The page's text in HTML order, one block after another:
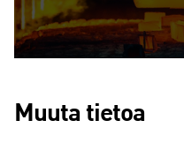
u
Muuta tietoa